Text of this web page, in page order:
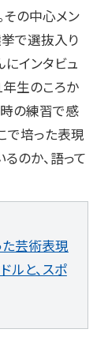
の中心メン
で選抜入り
インタビュ
生のころか
時の練習で感
で培った表現
のか、語って
た芸術表現
ルと、スポ